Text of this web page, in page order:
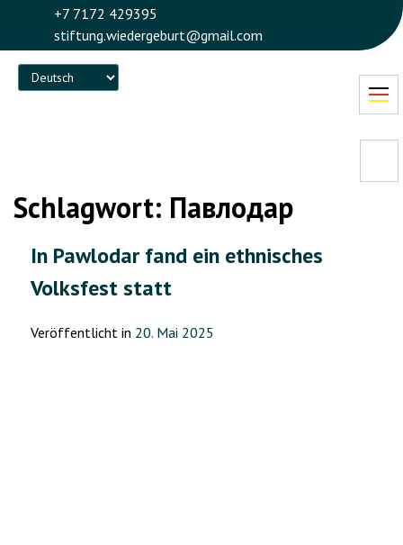
+7 7172 429395
stiftung.wiedergeburt@gmail.com
Language
Schlagwort: Павлодар
In Pawlodar fand ein ethnisches
Volksfest statt
Veröffentlicht in 20. Mai 2025